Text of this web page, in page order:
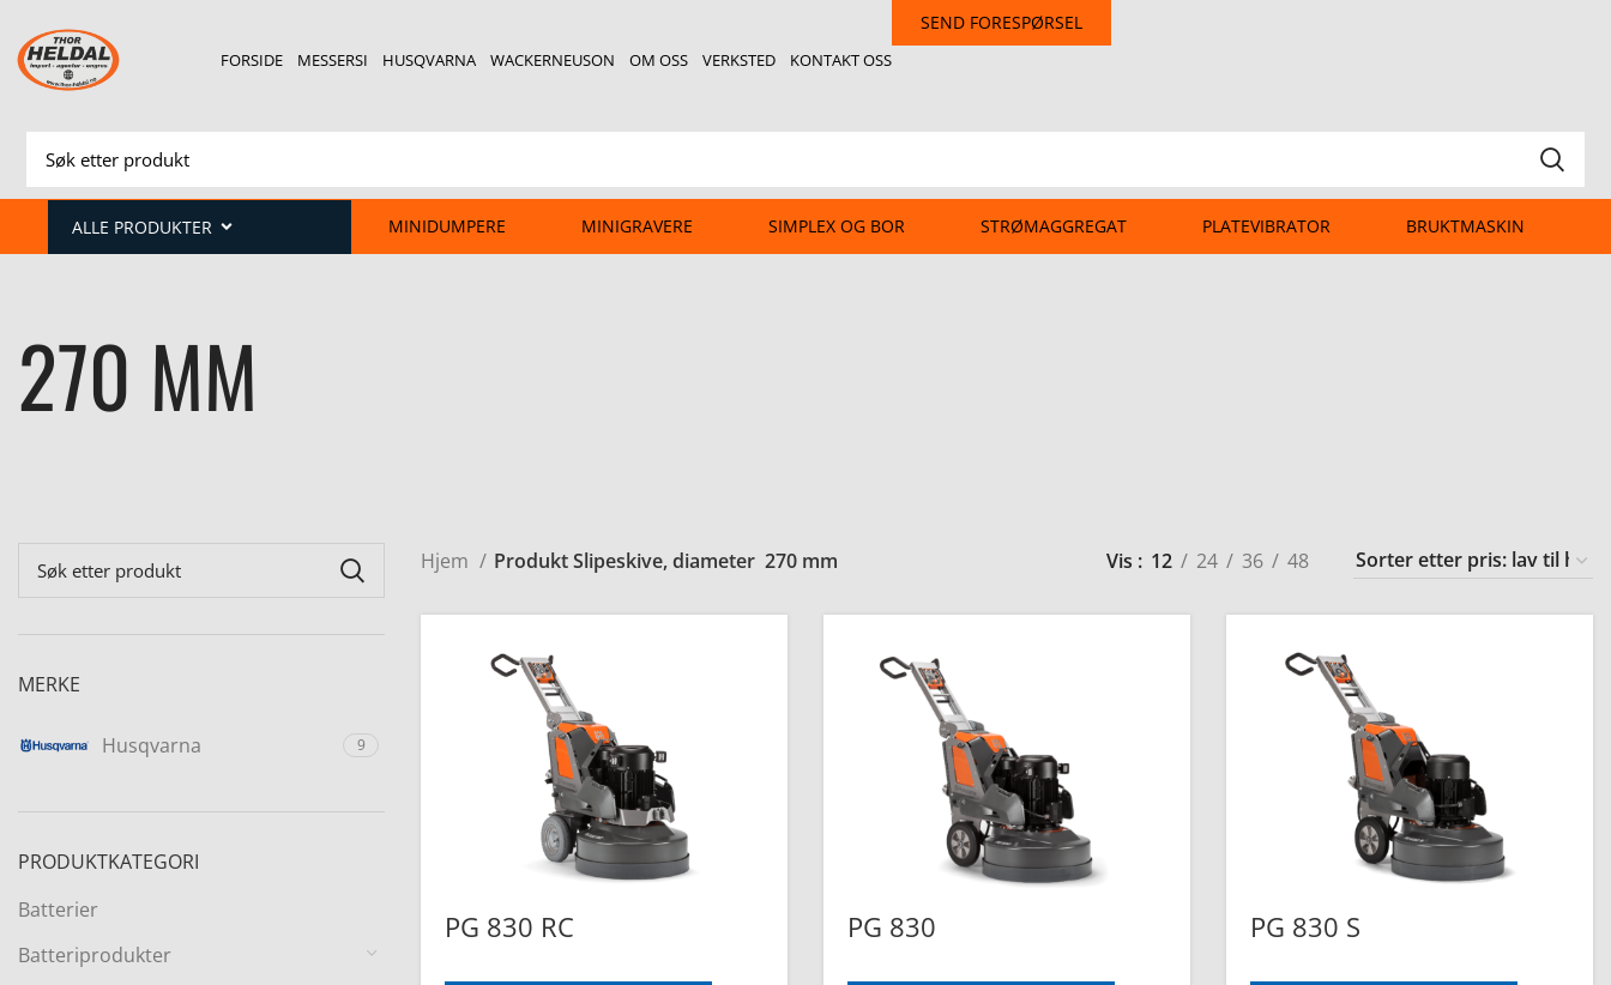
FORSIDE MESSERSI HUSQVARNA WACKERNEUSON OM OSS VERKSTED KONTAKT OSS
SEND FORESPØRSEL
ALLE PRODUKTER MINIDUMPERE MINIGRAVERE SIMPLEX OG BOR STRØMAGGREGAT PLATEVIBRATOR BRUKTMASKIN
270 MM
MERKE
Husqvarna 9
PRODUKTKATEGORI
Batterier
Batteriprodukter
Hjem Produkt Slipeskive, diameter 270 mm Vis 12 24 36 48
PG 830 RC PG 830 PG 830 S